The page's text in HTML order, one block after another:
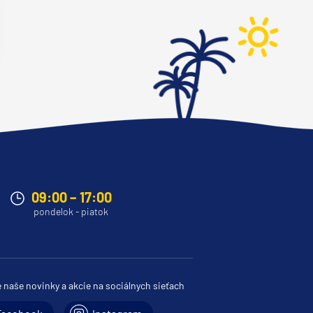
09:00 – 17:00
pondelok - piatok
naše novinky a akcie na sociálnych sieťach